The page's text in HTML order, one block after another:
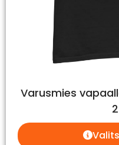
Varusmies